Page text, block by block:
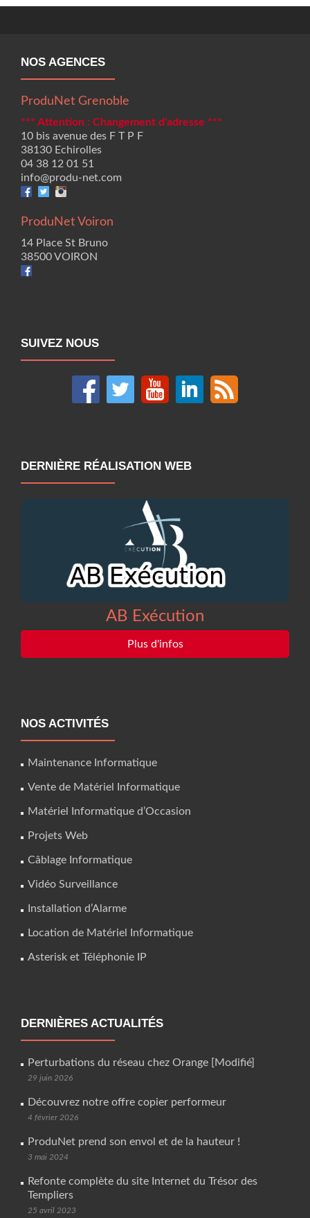
NOS AGENCES
ProduNet Grenoble
*** Attention : Changement d'adresse ***
10 bis avenue des F T P F
38130 Echirolles
04 38 12 01 51
info@produ-net.com
ProduNet Voiron
14 Place St Bruno
38500 VOIRON
SUIVEZ NOUS
DERNIÈRE RÉALISATION WEB
AB Exécution
Plus d'infos
NOS ACTIVITÉS
Maintenance Informatique
Vente de Matériel Informatique
Matériel Informatique d’Occasion
Projets Web
Câblage Informatique
Vidéo Surveillance
Installation d’Alarme
Location de Matériel Informatique
Asterisk et Téléphonie IP
DERNIÈRES ACTUALITÉS
Perturbations du réseau chez Orange [Modifié]
29 juin 2026
Découvrez notre offre copier performeur
4 février 2026
ProduNet prend son envol et de la hauteur !
3 mai 2024
Refonte complète du site Internet du Trésor des
Templiers
25 avril 2023